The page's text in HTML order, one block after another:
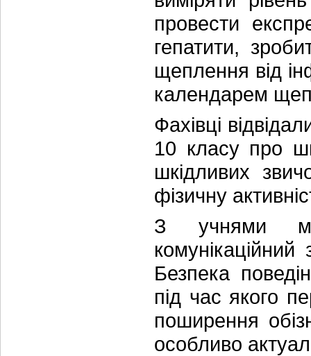
провести
гепатити,
щеплення від
календарем
Фахівці
10 класу про
шкідливих
фізичну
З учнями
Безпека
під час якого
поширення
особливо